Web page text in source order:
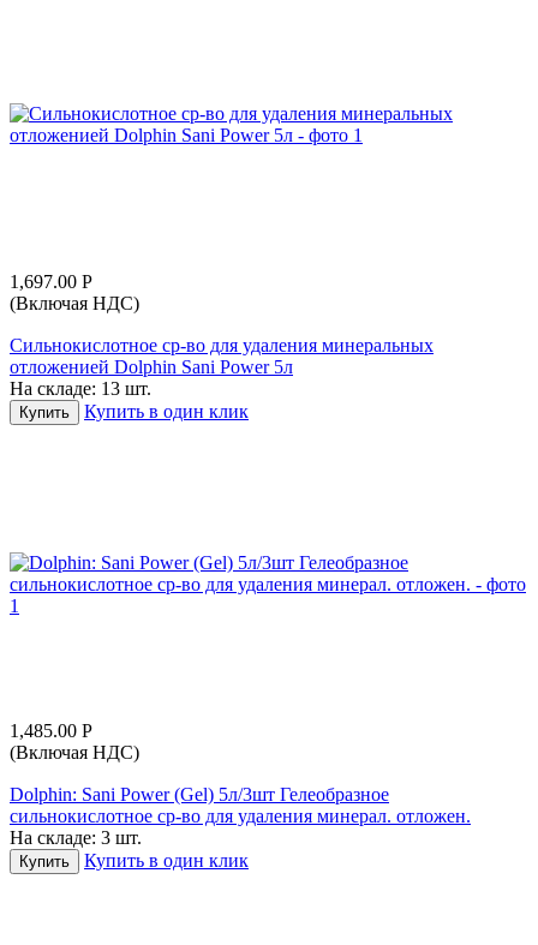
1,697.00 Р
(Включая НДС)
Сильнокислотное ср-во для удаления минеральных
отложенией Dolphin Sani Power 5л
На складе: 13 шт.
Купить Купить в один клик
1,485.00 Р
(Включая НДС)
Dolphin: Sani Power (Gel) 5л/3шт Гелеобразное
сильнокислотное ср-во для удаления минерал. отложен.
На складе: 3 шт.
Купить Купить в один клик